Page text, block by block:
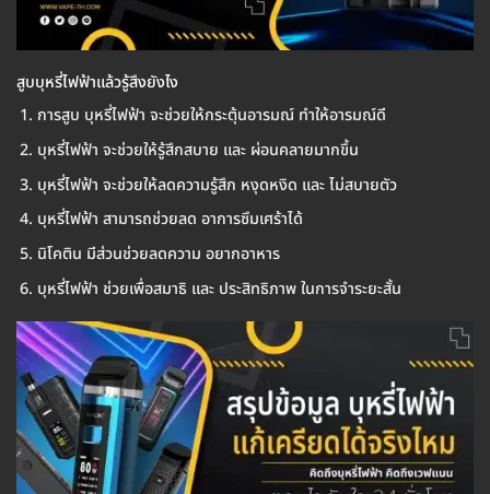
สูบบุหรี่ไฟฟ้าแล้วรู้สึงยังไง
การสูบ บุหรี่ไฟฟ้า จะช่วยให้กระตุ้นอารมณ์ ทำให้อารมณ์ดี
บุหรี่ไฟฟ้า จะช่วยให้รู้สึกสบาย และ ผ่อนคลายมากขึ้น
บุหรี่ไฟฟ้า จะช่วยให้ลดความรู้สึก หงุดหงิด และ ไม่สบายตัว
บุหรี่ไฟฟ้า สามารถช่วยลด อาการซึมเศร้าได้
นิโคติน มีส่วนช่วยลดความ อยากอาหาร
บุหรี่ไฟฟ้า ช่วยเพื่อสมาธิ และ ประสิทธิภาพ ในการจำระยะสั้น